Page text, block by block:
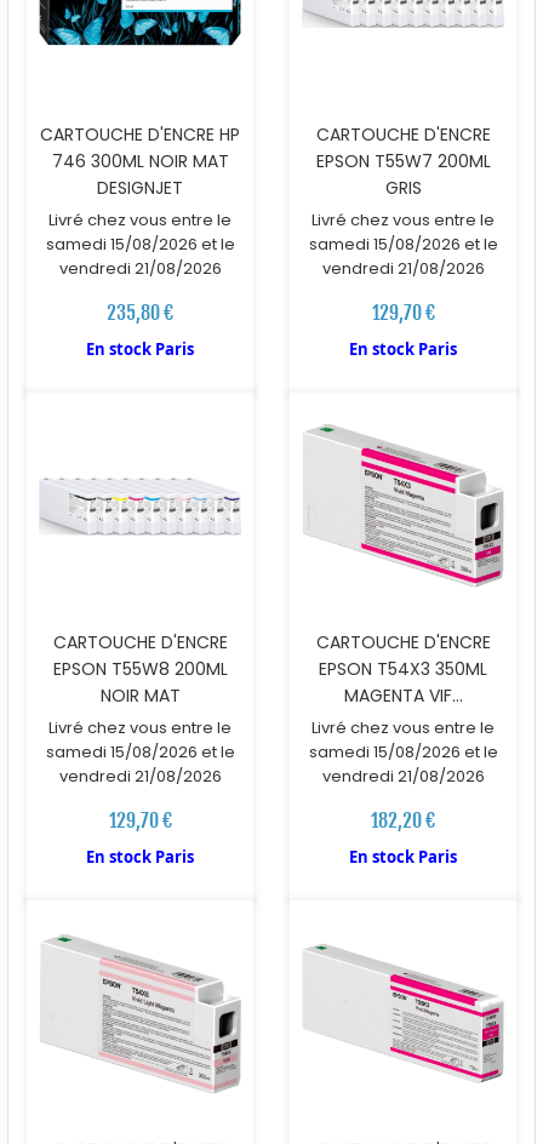
CARTOUCHE D'ENCRE HP
746 300ML NOIR MAT
DESIGNJET
Livré chez vous entre le
samedi 15/08/2026 et le
vendredi 21/08/2026
235,80 €
En stock Paris
CARTOUCHE D'ENCRE
EPSON T55W7 200ML
GRIS
Livré chez vous entre le
samedi 15/08/2026 et le
vendredi 21/08/2026
129,70 €
En stock Paris
CARTOUCHE D'ENCRE
EPSON T55W8 200ML
NOIR MAT
Livré chez vous entre le
samedi 15/08/2026 et le
vendredi 21/08/2026
129,70 €
En stock Paris
CARTOUCHE D'ENCRE
EPSON T54X3 350ML
MAGENTA VIF...
Livré chez vous entre le
samedi 15/08/2026 et le
vendredi 21/08/2026
182,20 €
En stock Paris